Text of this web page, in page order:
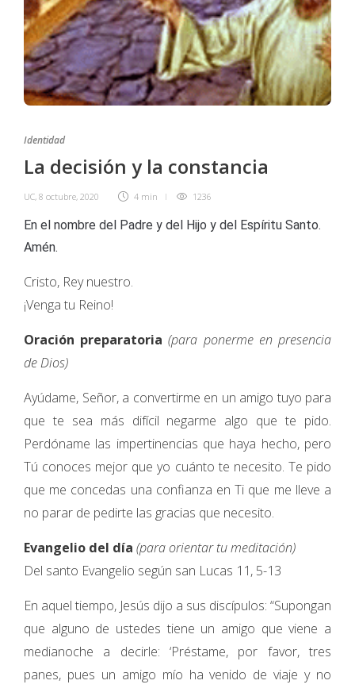
Identidad
La decisión y la constancia
UC, 8 octubre, 2020 4 min 1236
En el nombre del Padre y del Hijo y del Espíritu Santo.
Amén.
Cristo, Rey nuestro.
¡Venga tu Reino!
Oración preparatoria (para ponerme en presencia
de Dios)
Ayúdame, Señor, a convertirme en un amigo tuyo para
que te sea más difícil negarme algo que te pido.
Perdóname las impertinencias que haya hecho, pero
Tú conoces mejor que yo cuánto te necesito. Te pido
que me concedas una confianza en Ti que me lleve a
no parar de pedirte las gracias que necesito.
Evangelio del día (para orientar tu meditación)
Del santo Evangelio según san Lucas 11, 5-13
En aquel tiempo, Jesús dijo a sus discípulos: “Supongan
que alguno de ustedes tiene un amigo que viene a
medianoche a decirle: ‘Préstame, por favor, tres
panes, pues un amigo mío ha venido de viaje y no